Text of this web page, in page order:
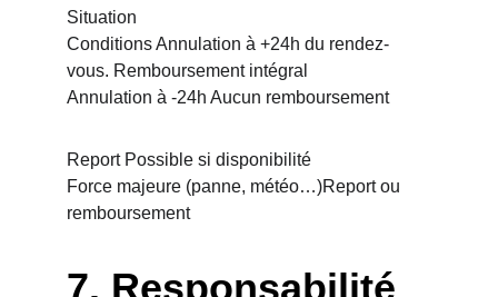
Situation
Conditions Annulation à +24h du rendez-
vous. Remboursement intégral
Annulation à -24h Aucun remboursement
Report Possible si disponibilité
Force majeure (panne, météo…)Report ou
remboursement
7. Responsabilité